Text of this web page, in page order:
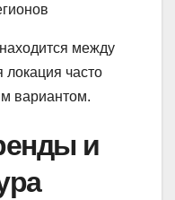
между
локация часто
вариантом.
и